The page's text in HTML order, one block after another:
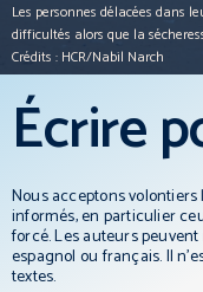
Écrire
Nous acceptons
informés, en particulier
forcé. Les auteurs
espagnol ou français. Il
textes.
Les personnes délacées dans
difficultés alors que la
Crédits : HCR/Nabil Narch